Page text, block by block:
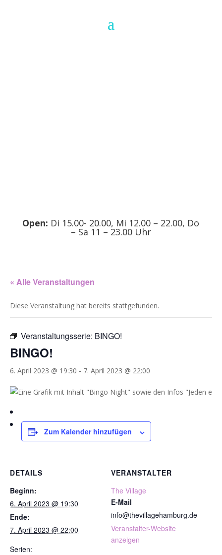
Open: Di 15.00- 20.00, Mi 12.00 – 22.00, Do
– Sa 11 – 23.00 Uhr
« Alle Veranstaltungen
Diese Veranstaltung hat bereits stattgefunden.
Veranstaltungsserie: BINGO!
BINGO!
6. April 2023 @ 19:30 - 7. April 2023 @ 22:00
Zum Kalender hinzufügen
DETAILS
Beginn:
6. April 2023 @ 19:30
Ende:
7. April 2023 @ 22:00
Serien:
VERANSTALTER
The Village
E-Mail
info@thevillagehamburg.de
Veranstalter-Website
anzeigen